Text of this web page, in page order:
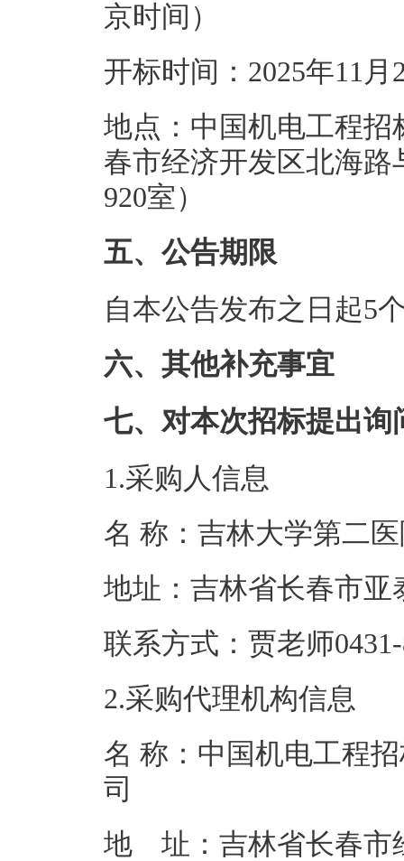
京时间）
开标时间：2025年11
地点：中国机电工程
春市经济开发区北海
920室）
五、公告期限
自本公告发布之日起5
六、其他补充事宜
七、对本次招标提出
1.采购人信息
名 称：吉林大
地址：吉林省
联系方式：贾老
2.采购代理机构信息
名 称：中国机电工程
地 址：吉林省长春市